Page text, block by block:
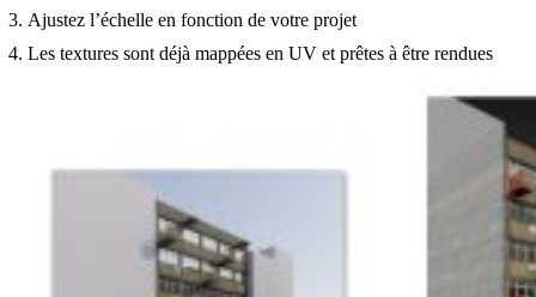
Ajustez l’échelle en fonction de votre projet
Les textures sont déjà mappées en UV et prêtes à être rendues